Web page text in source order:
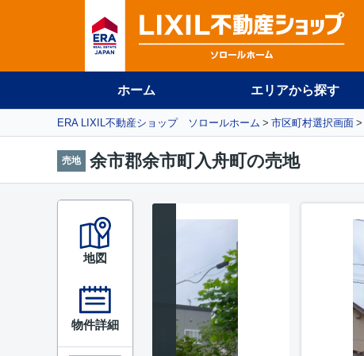
ホーム エリアから探す
ERA LIXIL不動産ショップ ソロールホーム 市区町村選択画面
売地 余市郡余市町入舟町の売地
地図
物件詳細